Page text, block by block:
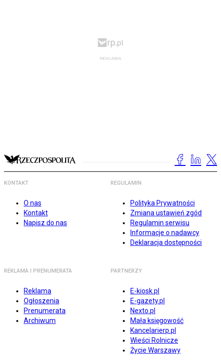
KONTAKT
O nas
Kontakt
Napisz do nas
REGULAMIN
Polityka Prywatności
Zmiana ustawień zgód
Regulamin serwisu
Informacje o nadawcy
Deklaracja dostępności
REKLAMA I PRENUMERATA
Reklama
Ogłoszenia
Prenumerata
Archiwum
PARTNERZY
E-kiosk.pl
E-gazety.pl
Nexto.pl
Mała księgowość
Kancelarierp.pl
Wieści Rolnicze
Życie Warszawy